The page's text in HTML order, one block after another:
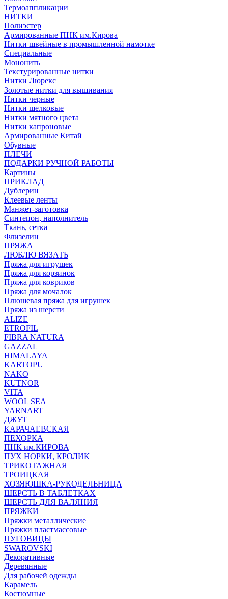
Термоаппликации
НИТКИ
Полиэстер
Армированные ПНК им.Кирова
Нитки швейные в промышленной намотке
Специальные
Мононить
Текстурированные нитки
Нитки Люрекс
Золотые нитки для вышивания
Нитки черные
Нитки шелковые
Нитки мятного цвета
Нитки капроновые
Армированные Китай
Обувные
ПЛЕЧИ
ПОДАРКИ РУЧНОЙ РАБОТЫ
Картины
ПРИКЛАД
Дублерин
Клеевые ленты
Манжет-заготовка
Синтепон, наполнитель
Ткань, сетка
Флизелин
ПРЯЖА
ЛЮБЛЮ ВЯЗАТЬ
Пряжа для игрушек
Пряжа для корзинок
Пряжа для ковриков
Пряжа для мочалок
Плюшевая пряжа для игрушек
Пряжа из шерсти
ALIZE
ETROFIL
FIBRA NATURA
GAZZAL
HIMALAYA
KARTOPU
NAKO
KUTNOR
VITA
WOOL SEA
YARNART
ДЖУТ
КАРАЧАЕВСКАЯ
ПЕХОРКА
ПНК им.КИРОВА
ПУХ НОРКИ, КРОЛИК
ТРИКОТАЖНАЯ
ТРОИЦКАЯ
ХОЗЯЮШКА-РУКОДЕЛЬНИЦА
ШЕРСТЬ В ТАБЛЕТКАХ
ШЕРСТЬ ДЛЯ ВАЛЯНИЯ
ПРЯЖКИ
Пряжки металлические
Пряжки пластмассовые
ПУГОВИЦЫ
SWAROVSKI
Декоративные
Деревянные
Для рабочей одежды
Карамель
Костюмные